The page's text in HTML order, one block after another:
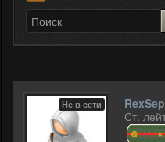
Не в сети
RexSep
Ст.